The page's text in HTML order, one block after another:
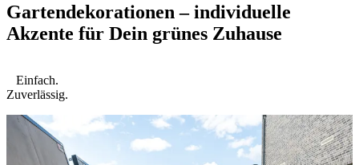
Gartendekorationen – individuelle
Akzente für Dein grünes Zuhause
Einfach.
Zuverlässig.